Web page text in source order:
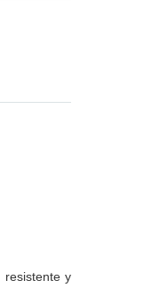
resistente y